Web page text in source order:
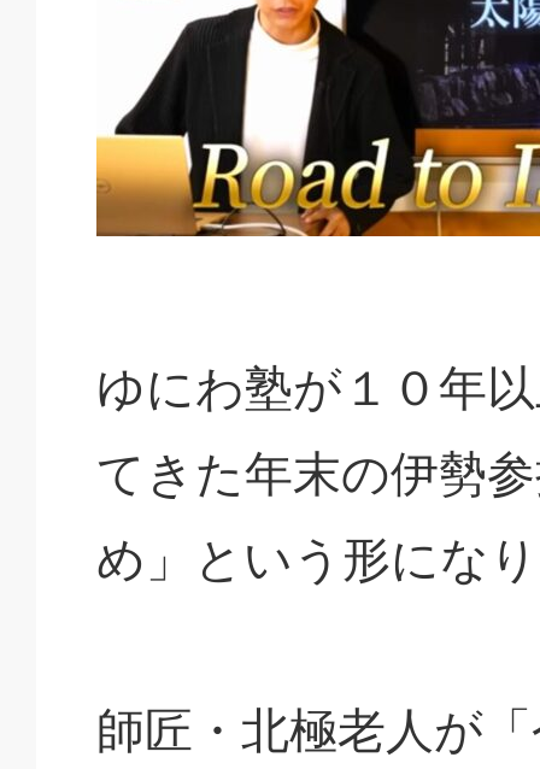
ゆにわ塾が１０年
てきた年末の伊勢
め」という形にな
師匠・北極老人が